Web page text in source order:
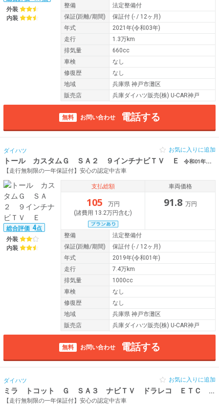
外装
内装
整備
法定整備付
保証(距離/期間) 保証付 (- / 12ヶ月)
年式
2021年(令和03年)
走行
1.3万km
排気量
660cc
車検
なし
修復歴
なし
地域
兵庫県 神戸市灘区
販売店
兵庫ダイハツ販売(株) U-CAR神戸
無料 お問い合わせ 電話する
ダイハツ
トール カスタムＧ ＳＡ２ ９インチナビＴＶ Ｅ 令和01年（2019年） 7.4万km 兵庫県神戸市灘区 ＴＣ 後席モニター
【走行無制限の一年保証付】安心の認定中古車
お気に入りに追加
総合評価 4点
外装
内装
支払総額
105
万円
(諸費用 13.2万円含む)
車両価格
91.8 万円
整備
法定整備付
保証(距離/期間) 保証付 (- / 12ヶ月)
年式
2019年(令和01年)
走行
7.4万km
排気量
1000cc
車検
なし
修復歴
なし
地域
兵庫県 神戸市灘区
販売店
兵庫ダイハツ販売(株) U-CAR神戸
無料 お問い合わせ 電話する
ダイハツ
ミラ トコット Ｇ ＳＡ３ ナビＴＶ ドラレコ ＥＴＣ
【走行無制限の一年保証付】安心の認定中古車
お気に入りに追加